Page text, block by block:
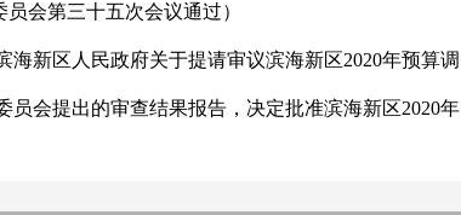
会第三十五次会议通过）
新区人民政府关于提请审议滨海新区2020年预算调
会提出的审查结果报告，决定批准滨海新区2020年